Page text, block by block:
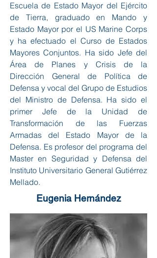
Escuela de Estado Mayor del Ejército
de Tierra, graduado en Mando y
Estado Mayor por el US Marine Corps
y ha efectuado el Curso de Estados
Mayores Conjuntos. Ha sido Jefe del
Área de Planes y Crisis de la
Dirección General de Política de
Defensa y vocal del Grupo de Estudios
del Ministro de Defensa. Ha sido el
primer Jefe de la Unidad de
Transformación de las Fuerzas
Armadas del Estado Mayor de la
Defensa. Es profesor del programa del
Master en Seguridad y Defensa del
Instituto Universitario General Gutiérrez
Mellado.
Eugenia Hernández